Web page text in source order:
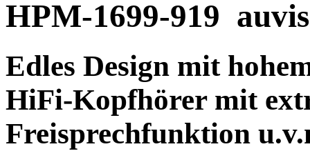
HPM-1699-919
Edles Design mit
HiFi-Kopfhörermit
Freisprechfunktion